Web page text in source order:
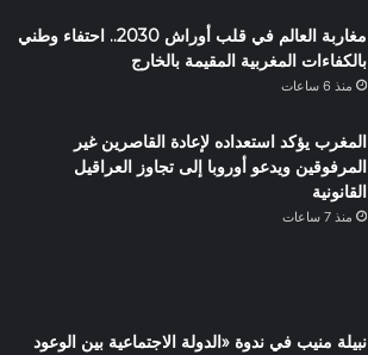
مغاربة العالم في قلب أوراش 2030.. احتفاء وطني
بالكفاءات المغربية المقيمة بالخارج
منذ 6 ساعات
المغرب يؤكد استعداده لإعادة القاصرين غير
المرفوقين ويدعو أوروبا إلى تجاوز العراقيل
القانونية
منذ 7 ساعات
نبيلة منيب في ندوة «الدولة الاجتماعية بين الوعود